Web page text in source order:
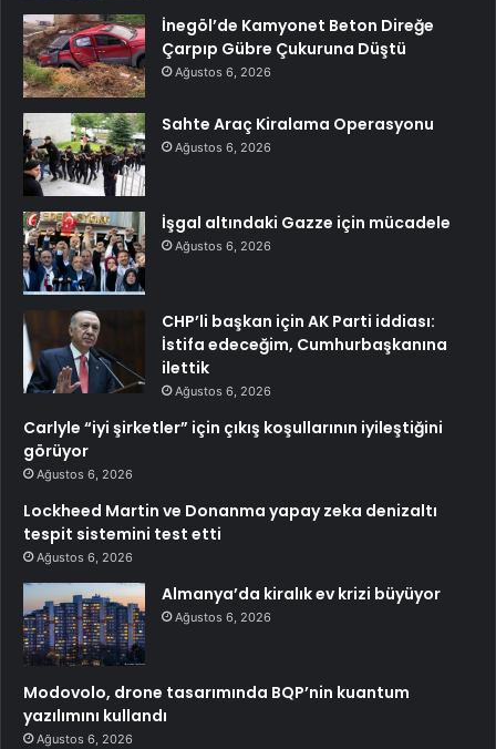
İnegöl’de Kamyonet Beton Direğe
Çarpıp Gübre Çukuruna Düştü
Ağustos 6, 2026
Sahte Araç Kiralama Operasyonu
Ağustos 6, 2026
İşgal altındaki Gazze için mücadele
Ağustos 6, 2026
CHP’li başkan için AK Parti iddiası:
İstifa edeceğim, Cumhurbaşkanına
ilettik
Ağustos 6, 2026
Carlyle “iyi şirketler” için çıkış koşullarının iyileştiğini
görüyor
Ağustos 6, 2026
Lockheed Martin ve Donanma yapay zeka denizaltı
tespit sistemini test etti
Ağustos 6, 2026
Almanya’da kiralık ev krizi büyüyor
Ağustos 6, 2026
Modovolo, drone tasarımında BQP’nin kuantum
yazılımını kullandı
Ağustos 6, 2026